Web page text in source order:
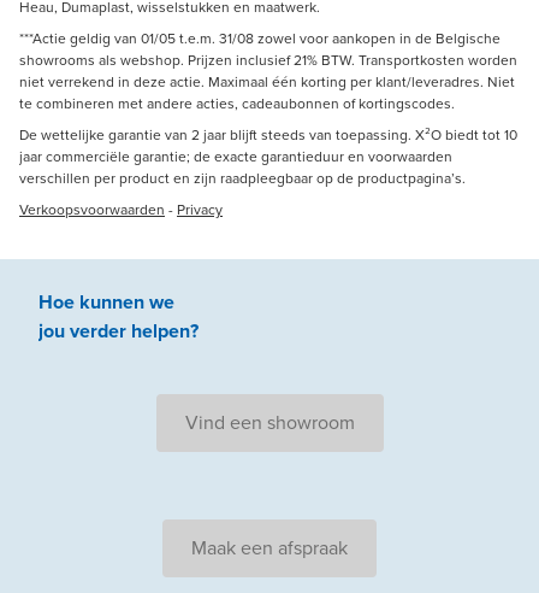
Heau, Dumaplast, wisselstukken en maatwerk.
***Actie geldig van 01/05 t.e.m. 31/08 zowel voor aankopen in de Belgische
showrooms als webshop. Prijzen inclusief 21% BTW. Transportkosten worden
niet verrekend in deze actie. Maximaal één korting per klant/leveradres. Niet
te combineren met andere acties, cadeaubonnen of kortingscodes.
De wettelijke garantie van 2 jaar blijft steeds van toepassing. X²O biedt tot 10
jaar commerciële garantie; de exacte garantieduur en voorwaarden
verschillen per product en zijn raadpleegbaar op de productpagina’s.
Verkoopsvoorwaarden - Privacy
Hoe kunnen we
jouverder helpen?
Vind een showroom
Maak een afspraak